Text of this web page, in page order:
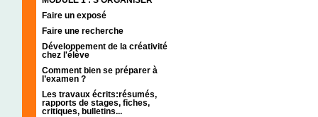
Faire un exposé
Faire une recherche
Développement de la créativité
chez l'élève
Comment bien se préparer à
l’examen ?
Les travaux écrits:résumés,
rapports de stages, fiches,
critiques, bulletins...